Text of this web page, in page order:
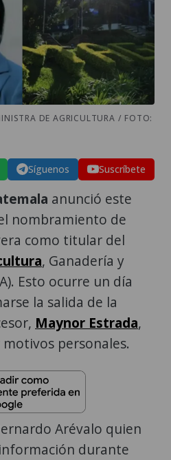
DE AGRICULTURA / FOTO:
Síguenos Suscríbete
anunció este
nombramiento de
como titular del
, Ganadería y
Esto ocurre un día
la salida de la
Maynor Estrada,
personales.
Arévalo quien
durante